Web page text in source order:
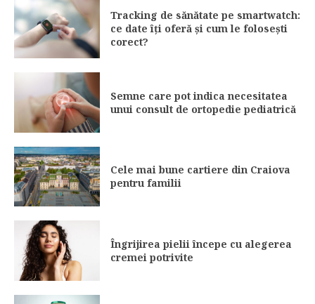
Tracking de sănătate pe smartwatch:
ce date îți oferă și cum le folosești
corect?
Semne care pot indica necesitatea
unui consult de ortopedie pediatrică
Cele mai bune cartiere din Craiova
pentru familii
Îngrijirea pielii începe cu alegerea
cremei potrivite